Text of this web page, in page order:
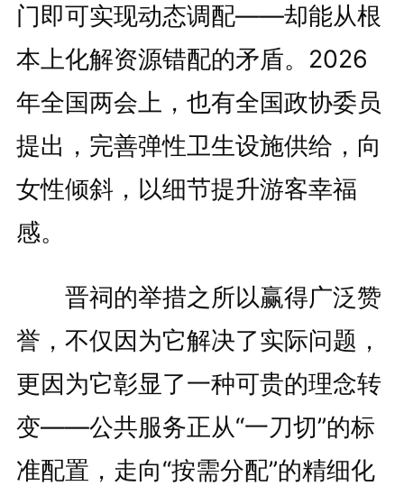
门即可实现动态调配——却能从根
本上化解资源错配的矛盾。2026
年全国两会上，也有全国政协委员
提出，完善弹性卫生设施供给，向
女性倾斜，以细节提升游客幸福
感。
晋祠的举措之所以赢得广泛赞
誉，不仅因为它解决了实际问题，
更因为它彰显了一种可贵的理念转
变——公共服务正从“一刀切”的标
准配置，走向“按需分配”的精细化